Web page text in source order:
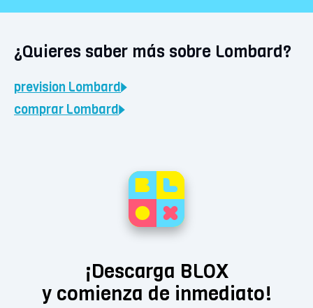
¿Quieres saber más sobre Lombard?
prevision Lombard
comprar Lombard
¡Descarga BLOX
y comienza de inmediato!